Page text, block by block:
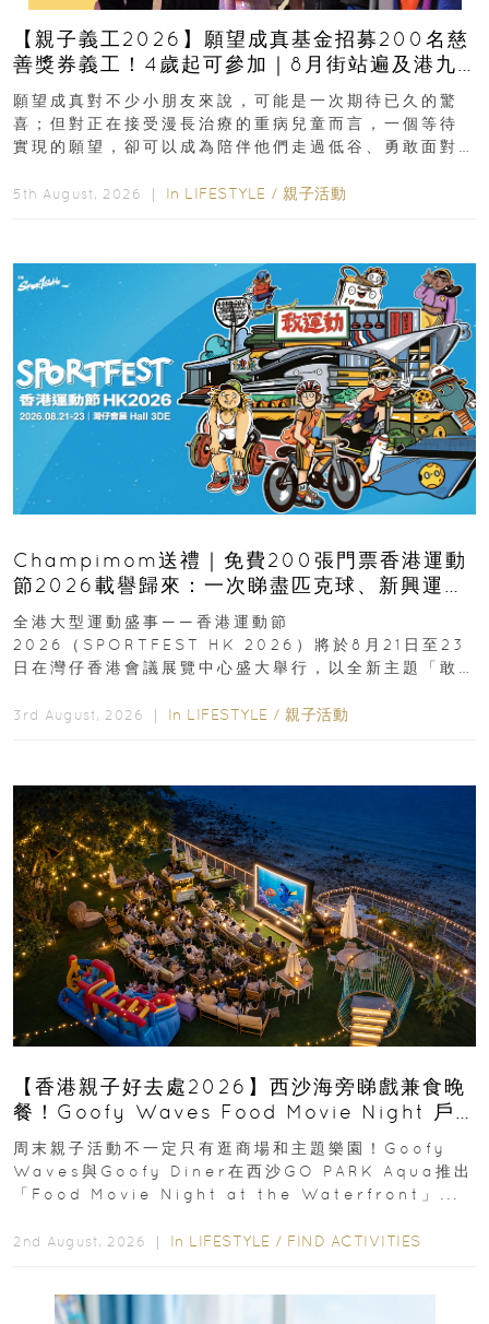
【親子義工2026】願望成真基金招募200名慈
善獎券義工！4歲起可參加｜8月街站遍及港九
新界
願望成真對不少小朋友來說，可能是一次期待已久的驚
喜；但對正在接受漫長治療的重病兒童而言，一個等待
實現的願望，卻可以成為陪伴他們走過低谷、勇敢面對
5th August, 2026 ｜ In LIFESTYLE / 親子活動
Champimom送禮｜免費200張門票香港運動
節2026載譽歸來：一次睇盡匹克球、新興運
動、街舞比賽＋逾百運動品牌展覽
全港大型運動盛事——香港運動節
2026（SPORTFEST HK 2026）將於8月21日至23
日在灣仔香港會議展覽中心盛大舉行，以全新主題「敢
3rd August, 2026 ｜ In LIFESTYLE / 親子活動
【香港親子好去處2026】西沙海旁睇戲兼食晚
餐！Goofy Waves Food Movie Night 戶
外影院逢週末登場
周末親子活動不一定只有逛商場和主題樂園！Goofy
Waves與Goofy Diner在西沙GO PARK Aqua推出
「Food Movie Night at the Waterfront」...
2nd August, 2026 ｜ In LIFESTYLE / FIND ACTIVITIES